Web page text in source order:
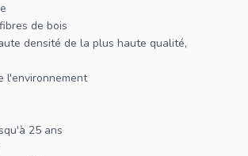
de bois
densité de la plus haute qualité,
l'environnement
25 ans